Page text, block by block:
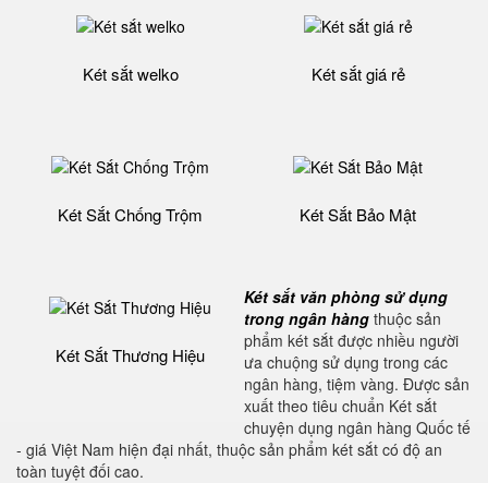
Két sắt welko Két sắt giá rẻ
Két Sắt Chống Trộm Két Sắt Bảo Mật
Két Sắt Thương Hiệu
Két sắt văn phòng sử dụng
trong ngân hàng thuộc sản
phẩm két sắt được nhiều người
ưa chuộng sử dụng trong các
ngân hàng, tiệm vàng. Được sản
xuất theo tiêu chuẩn Két sắt
chuyện dụng ngân hàng Quốc tế
- giá Việt Nam hiện đại nhất, thuộc sản phẩm két sắt có độ an
toàn tuyệt đối cao.